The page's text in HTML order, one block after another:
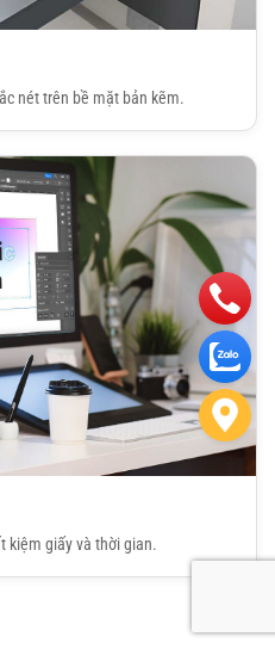
nét trên bề mặt bản kẽm.
kiệm giấy và thời gian.